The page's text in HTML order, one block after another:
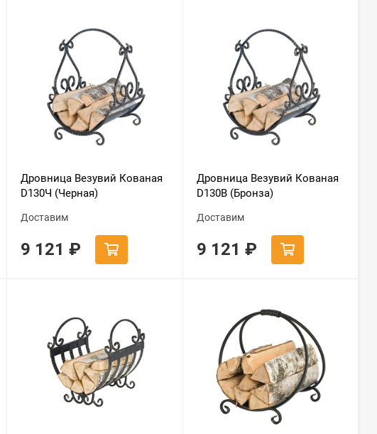
Дровница Везувий Кованая
D130Ч (Черная)
Доставим
9 121 ₽
Дровница Везувий Кованая
D130В (Бронза)
Доставим
9 121 ₽